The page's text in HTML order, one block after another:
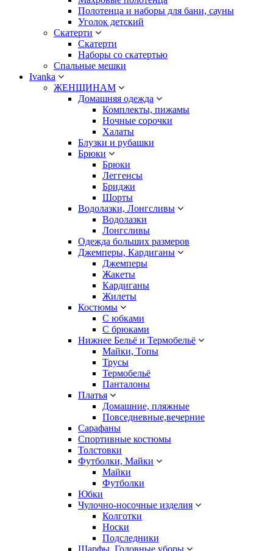
Полотенца и наборы для бани, сауны
Уголок детский
Скатерти
Скатерти
Наборы со скатертью
Спальные мешки
Ivanka
ЖЕНЩИНАМ
Домашняя одежда
Комплекты, пижамы
Ночные сорочки
Халаты
Блузки и рубашки
Брюки
Брюки
Леггенсы
Бриджи
Шорты
Водолазки, Лонгсливы
Водолазки
Лонгсливы
Одежда больших размеров
Джемперы, Кардиганы
Джемперы
Жакеты
Кардиганы
Жилеты
Костюмы
С юбками
С брюками
Нижнее Бельё и Термобельё
Майки, Топы
Трусы
Термобельё
Панталоны
Платья
Домашние, пляжные
Повседневные,вечерние
Сарафаны
Спортивные костюмы
Толстовки
Футболки, Майки
Майки
Футболки
Юбки
Чулочно-носочные изделия
Колготки
Носки
Подследники
Шарфы, Головные уборы